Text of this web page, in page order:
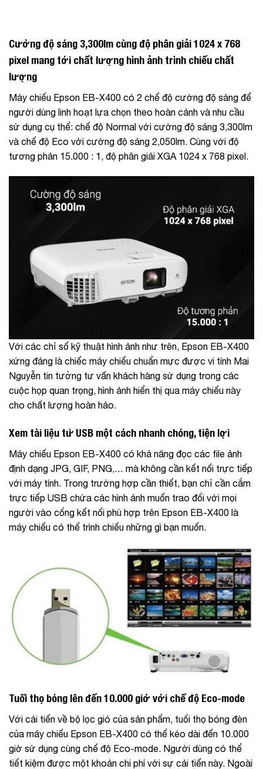
Cường độ sáng 3,300lm cùng độ phân giải 1024 x 768
pixel mang tới chất lượng hình ảnh trình chiếu chất
lượng
Máy chiếu Epson EB-X400 có 2 chế độ cường độ sáng để
người dùng linh hoạt lựa chọn theo hoàn cảnh và nhu cầu
sử dụng cụ thể: chế độ Normal với cường độ sáng 3,300lm
và chế độ Eco với cường độ sáng 2,050lm. Cùng với độ
tương phản 15.000 : 1, độ phân giải XGA 1024 x 768 pixel.
Với các chỉ số kỹ thuật hình ảnh như trên, Epson EB-X400
xứng đáng là chiếc máy chiếu chuẩn mực được vi tính Mai
Nguyễn tin tưởng tư vấn khách hàng sử dụng trong các
cuộc họp quan trọng, hình ảnh hiển thị qua máy chiếu này
cho chất lượng hoàn hảo.
Xem tài liệu từ USB một cách nhanh chóng, tiện lợi
Máy chiếu Epson EB-X400 có khả năng đọc các file ảnh
định dạng JPG, GIF, PNG,… mà không cần kết nối trực tiếp
với máy tính. Trong trường hợp cần thiết, bạn chỉ cần cắm
trực tiếp USB chứa các hình ảnh muốn trao đổi với mọi
người vào cổng kết nối phù hợp trên Epson EB-X400 là
máy chiếu có thể trình chiếu những gì bạn muốn.
Tuổi thọ bóng lên đến 10.000 giờ với chế độ Eco-mode
Với cải tiến về bộ lọc gió của sản phẩm, tuổi thọ bóng đèn
của máy chiếu Epson EB-X400 có thể kéo dài đến 10.000
giờ sử dụng cùng chế độ Eco-mode. Người dùng có thể
tiết kiệm được một khoản chi phí với sự cải tiến này. Ngoài